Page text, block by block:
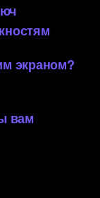
экраном?
вам